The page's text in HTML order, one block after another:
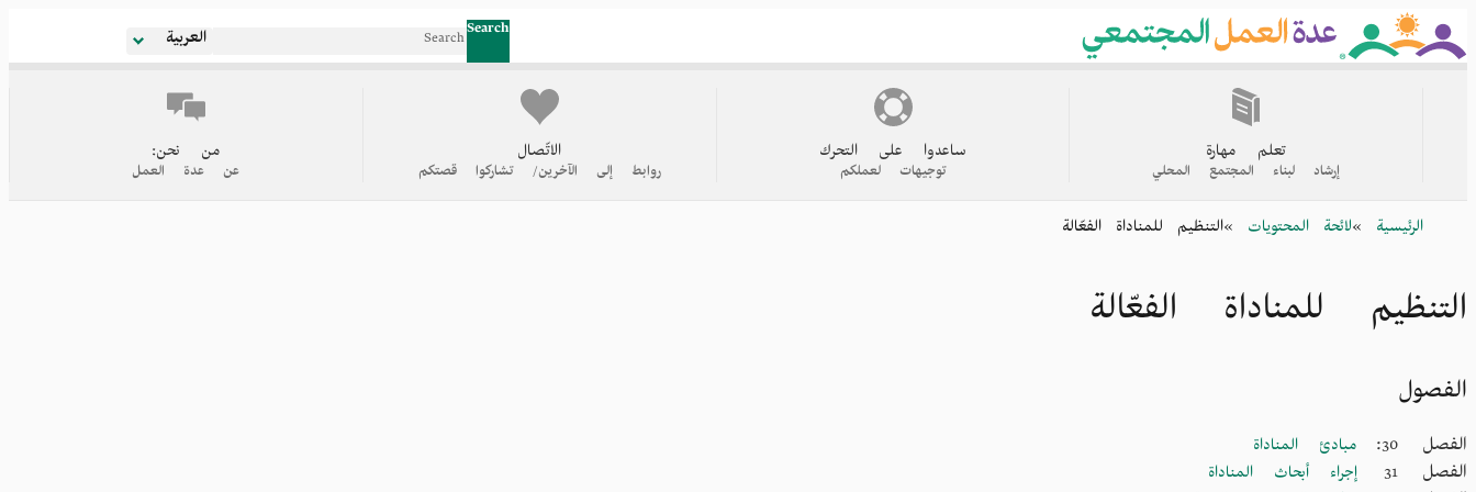
Skip
to
main
Search العربية
تعلم مهارة
إرشاد لبناء المجتمع المحلي
ساعدوا على التحرك
توجيهات لعملكم
الاتّصال
روابط إلى الآخرين/ تشاركوا قصتكم
من نحن:
عن عدة العمل
Breadcrumb
الرئيسية لائحة المحتويات التنظيم للمناداة الفعّالة
التنظيم للمناداة الفعّالة
الفصول
الفصل 30: مبادئ المناداة
الفصل 31 إجراء أبحاث المناداة